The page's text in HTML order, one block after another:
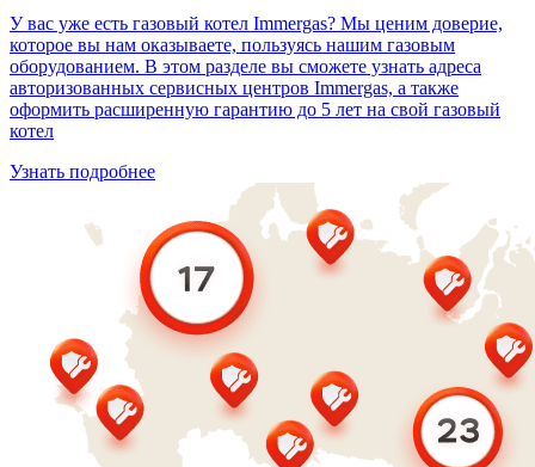
У вас уже есть газовый котел Immergas? Мы ценим доверие,
которое вы нам оказываете, пользуясь нашим газовым
оборудованием. В этом разделе вы сможете узнать адреса
авторизованных сервисных центров Immergas, а также
оформить расширенную гарантию до 5 лет на свой газовый
котел
Узнать подробнее